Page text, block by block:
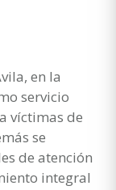
en la
servicio
víctimas de
se
de atención
integral